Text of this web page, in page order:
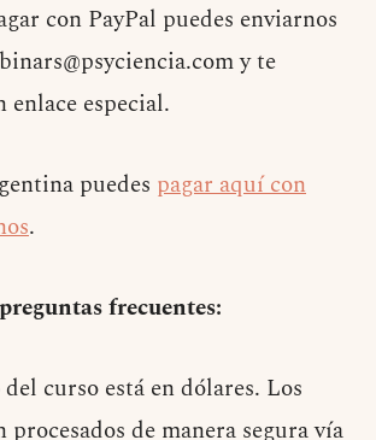
con PayPal puedes enviarnos
y te
enlace especial.
puedes pagar aquí con
.
frecuentes:
curso está en dólares. Los
procesados de manera segura vía